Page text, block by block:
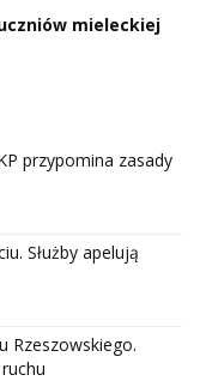
mieleckiej
przypomina zasady
Służby apelują
Rzeszowskiego.